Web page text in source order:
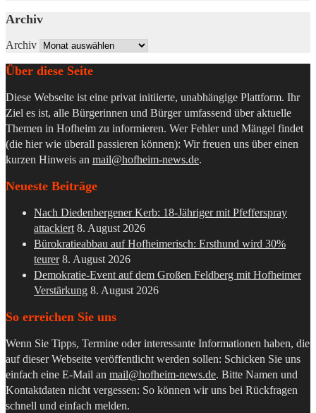
Archiv
Archiv
Über diese Seite
Diese Webseite ist eine privat initiierte, unabhängige Plattform. Ihr
Ziel es ist, alle Bürgerinnen und Bürger umfassend über aktuelle
Themen in Hofheim zu informieren. Wer Fehler und Mängel findet
(die hier wie überall passieren können): Wir freuen uns über einen
kurzen Hinweis an mail@hofheim-news.de.
Neueste Beiträge
Nach Diedenbergener Kerb: 18-Jähriger mit Pfefferspray
attackiert 8. August 2026
Bürokratieabbau auf Hofheimerisch: Ersthund wird 30%
teurer 8. August 2026
Demokratie-Event auf dem Großen Feldberg mit Hofheimer
Verstärkung 8. August 2026
So erreichen Sie uns
Wenn Sie Tipps, Termine oder interessante Informationen haben, die
auf dieser Webseite veröffentlicht werden sollen: Schicken Sie uns
einfach eine E-Mail an mail@hofheim-news.de. Bitte Namen und
Kontaktdaten nicht vergessen: So können wir uns bei Rückfragen
schnell und einfach melden.